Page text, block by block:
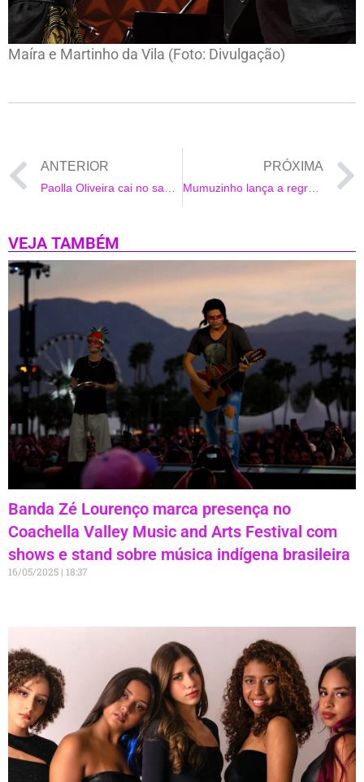
Maíra e Martinho da Vila (Foto: Divulgação)
ANTERIOR
Paolla Oliveira cai no samba na final da Grande Rio
PRÓXIMA
Mumuzinho lança a regravação da canção “Mapa do Tesouro”
VEJA TAMBÉM
Banda Zé Lourenço marca presença no
Coachella Valley Music and Arts Festival com
shows e stand sobre música indígena brasileira
16/05/2025 18:37